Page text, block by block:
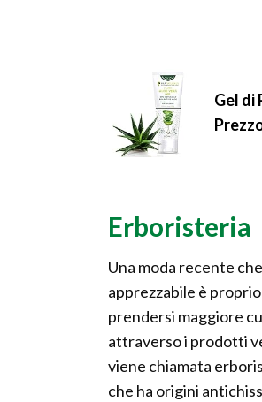
Gel di
Erboristeria
Una moda recente
apprezzabile è
prendersi maggiore
attraverso i prodotti
viene chiamata
che ha origini